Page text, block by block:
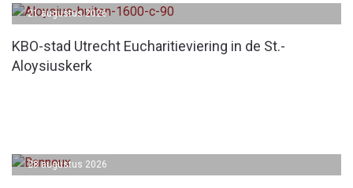
KBO-stad Utrecht Eucharitieviering in de St.-
Aloysiuskerk
21 augustus 2026
28 augustus 2026